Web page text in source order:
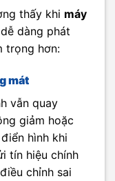
thấy khi máy
dàng phát
trọng hơn:
mát
vẫn quay
giảm hoặc
hình khi
tín hiệu chính
chỉnh sai